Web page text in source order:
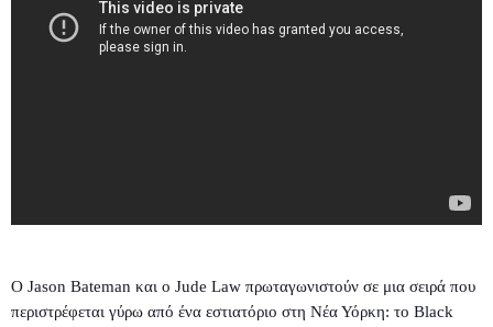
Ο Jason Bateman και ο Jude Law πρωταγωνιστούν σε μια σειρά που
περιστρέφεται γύρω από ένα εστιατόριο στη Νέα Υόρκη: το Black